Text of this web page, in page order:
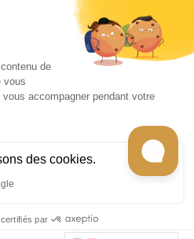
DE CHEF CARO
© 2026Geckostore -